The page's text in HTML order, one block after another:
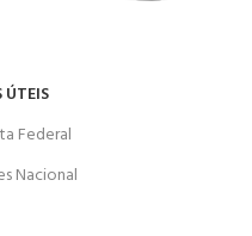
ÚTEIS
Federal
Nacional